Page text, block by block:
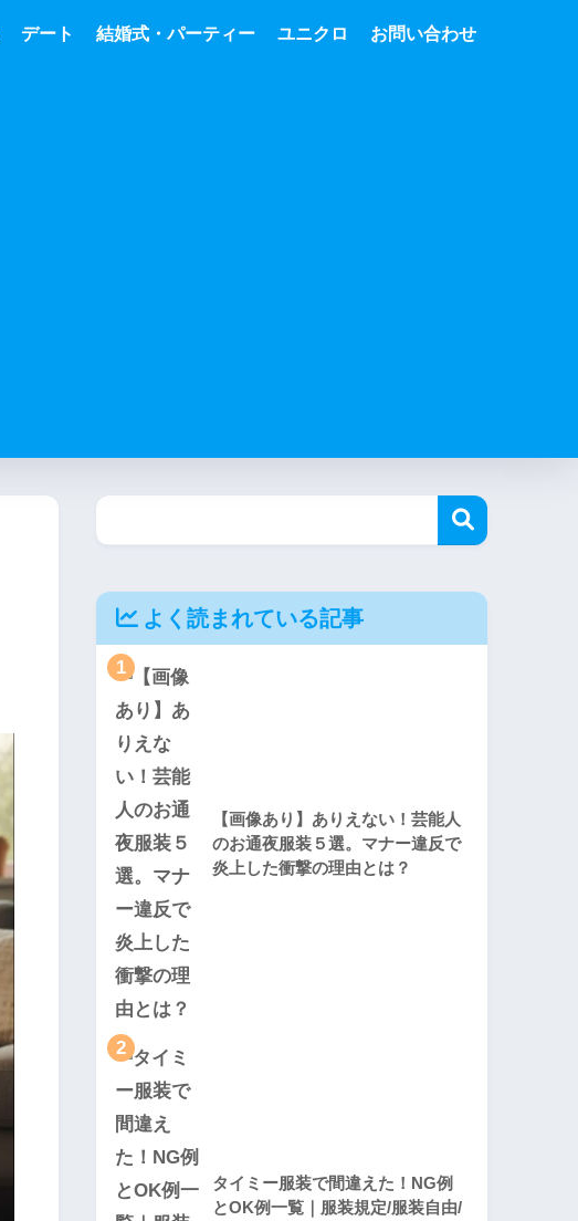
デート 結婚式・パーティー ユニクロ お問い合わせ
よく読まれている記事
1
【画像あり】ありえない！芸能人
のお通夜服装５選。マナー違反で
炎上した衝撃の理由とは？
2
タイミー服装で間違えた！NG例
とOK例一覧｜服装規定/服装自由/